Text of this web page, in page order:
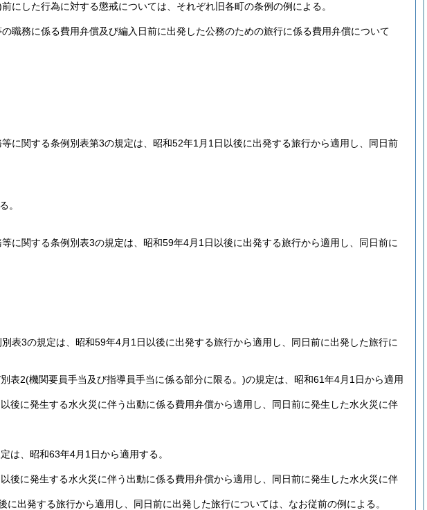
前にした行為に対する懲戒については、それぞれ旧各町の条例の例による。
職務に係る費用弁償及び編入日前に出発した公務のための旅行に係る費用弁償について
に関する条例別表第3の規定は、昭和52年1月1日以後に出発する旅行から適用し、同日前
。
に関する条例別表3の規定は、昭和59年4月1日以後に出発する旅行から適用し、同日前に
表3の規定は、昭和59年4月1日以後に出発する旅行から適用し、同日前に出発した旅行に
表2(機関要員手当及び指導員手当に係る部分に限る。)の規定は、昭和61年4月1日から適用
後に発生する水火災に伴う出動に係る費用弁償から適用し、同日前に発生した水火災に伴
は、昭和63年4月1日から適用する。
後に発生する水火災に伴う出動に係る費用弁償から適用し、同日前に発生した水火災に伴
出発する旅行から適用し、同日前に出発した旅行については、なお従前の例による。